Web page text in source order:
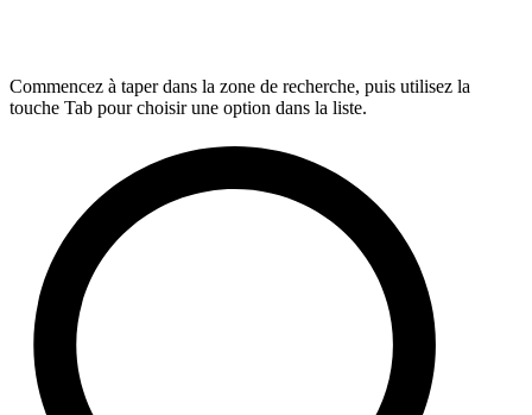
Commencez à taper dans la zone de recherche, puis utilisez la
touche Tab pour choisir une option dans la liste.